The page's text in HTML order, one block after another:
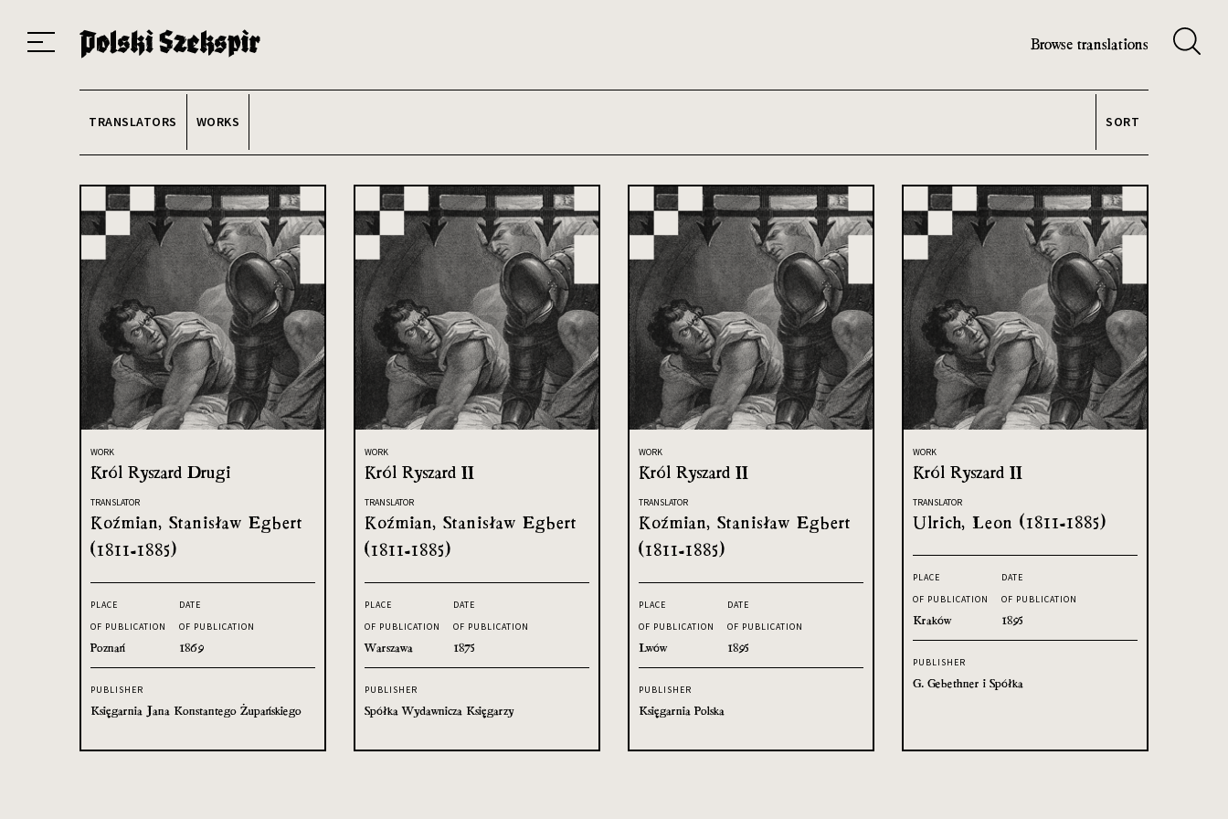
Browse translations
TRANSLATORS WORKS SORT
WORK
Król Ryszard Drugi
TRANSLATOR
Koźmian, Stanisław Egbert
(1811-1885)
PLACE
OF PUBLICATION
Poznań
DATE
OF PUBLICATION
1869
PUBLISHER
Księgarnia Jana Konstantego Żupańskiego
WORK
Król Ryszard II
TRANSLATOR
Koźmian, Stanisław Egbert
(1811-1885)
PLACE
OF PUBLICATION
Warszawa
DATE
OF PUBLICATION
1875
PUBLISHER
Spółka Wydawnicza Księgarzy
WORK
Król Ryszard II
TRANSLATOR
Koźmian, Stanisław Egbert
(1811-1885)
PLACE
OF PUBLICATION
Lwów
DATE
OF PUBLICATION
1895
PUBLISHER
Księgarnia Polska
WORK
Król Ryszard II
TRANSLATOR
Ulrich, Leon (1811-1885)
PLACE
OF PUBLICATION
Kraków
DATE
OF PUBLICATION
1895
PUBLISHER
G. Gebethner i Spółka